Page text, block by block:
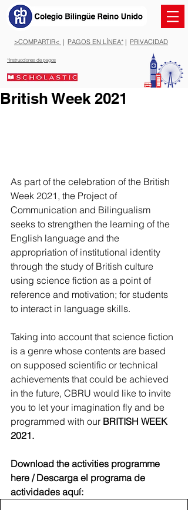
>COMPARTIR< | PAGOS EN LÍNEA* | PRIVACIDAD
*Instrucciones de pagos
British Week 2021
As part of the celebration of the British
Week 2021, the Project of
Communication and Bilingualism
seeks to strengthen the learning of the
English language and the
appropriation of institutional identity
through the study of British culture
using science fiction as a point of
reference and motivation; for students
to interact in language skills.
Taking into account that science fiction
is a genre whose contents are based
on supposed scientific or technical
achievements that could be achieved
in the future, CBRU would like to invite
you to let your imagination fly and be
programmed with our BRITISH WEEK
2021.
Download the activities programme
here / Descarga el programa de
actividades aquí: